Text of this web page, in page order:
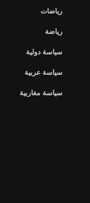
رياضات
رياضة
سياسة دولية
سياسة عربية
سياسة مغاربية